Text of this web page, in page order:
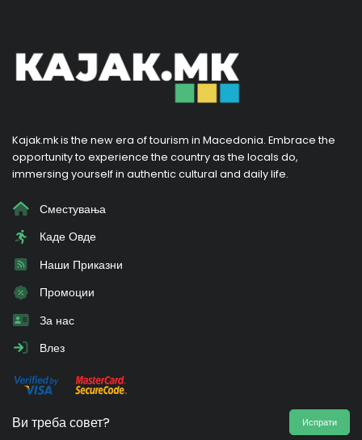
Kajak.mk is the new era of tourism in Macedonia. Embrace the
opportunity to experience the country as the locals do,
immersing yourself in authentic cultural and daily life.
Сместувања
Каде Овде
Наши Приказни
Промоции
За нас
Влез
Ви треба совет? Испрати